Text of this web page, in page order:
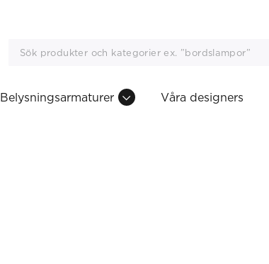
Belysningsarmaturer Våra designers